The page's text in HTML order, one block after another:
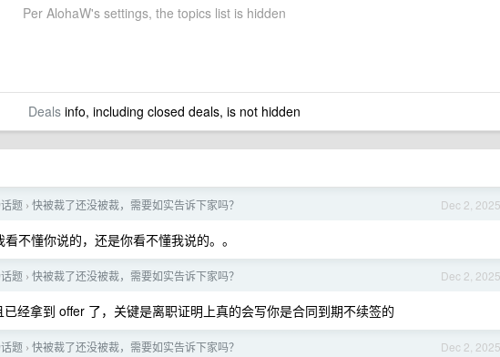
Per AlohaW's settings, the topics list is hidden
Dealsinfo, including closed deals, is not hidden
Dec 2, 2025
题 › 快被裁了还没被裁，需要如实告诉下家吗？
不懂你说的，还是你看不懂我说的。。
Dec 2, 2025
题 › 快被裁了还没被裁，需要如实告诉下家吗？
经拿到 offer 了，关键是离职证明上真的会写你是合同到期不续签的
Dec 2, 2025
题 › 快被裁了还没被裁，需要如实告诉下家吗？